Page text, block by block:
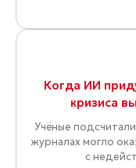
Когда ИИ
кризиса
Учёные
журналах могло
с